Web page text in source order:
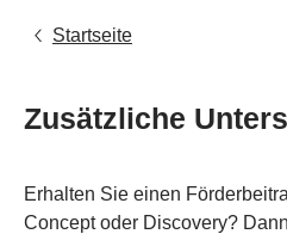
Startseite
Zusätzliche
Erhalten Sie einen
Concept oder Discovery?